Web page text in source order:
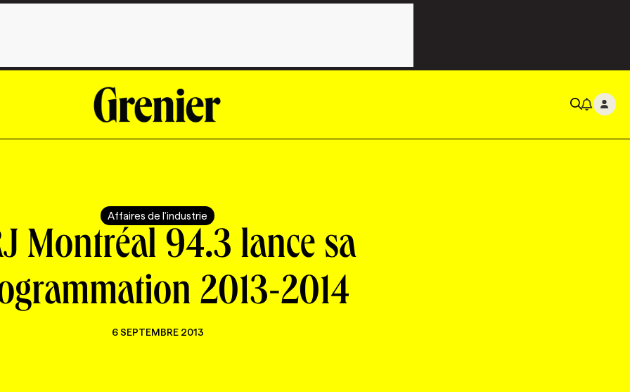
Affaires de l'industrie
Montréal 94.3 lance sa
2013-2014
6 SEPTEMBRE 2013